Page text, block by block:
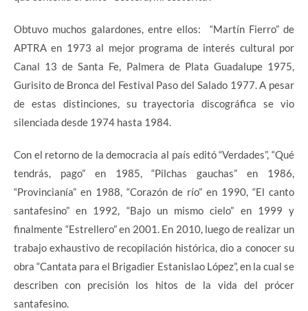
Obtuvo muchos galardones, entre ellos: “Martín Fierro” de
APTRA en 1973 al mejor programa de interés cultural por
Canal 13 de Santa Fe, Palmera de Plata Guadalupe 1975,
Gurisito de Bronca del Festival Paso del Salado 1977. A pesar
de estas distinciones, su trayectoria discográfica se vio
silenciada desde 1974 hasta 1984.
Con el retorno de la democracia al país editó “Verdades”, “Qué
tendrás, pago” en 1985, “Pilchas gauchas” en 1986,
“Provincianía” en 1988, “Corazón de río” en 1990, “El canto
santafesino” en 1992, “Bajo un mismo cielo” en 1999 y
finalmente “Estrellero” en 2001. En 2010, luego de realizar un
trabajo exhaustivo de recopilación histórica, dio a conocer su
obra “Cantata para el Brigadier Estanislao López”, en la cual se
describen con precisión los hitos de la vida del prócer
santafesino.